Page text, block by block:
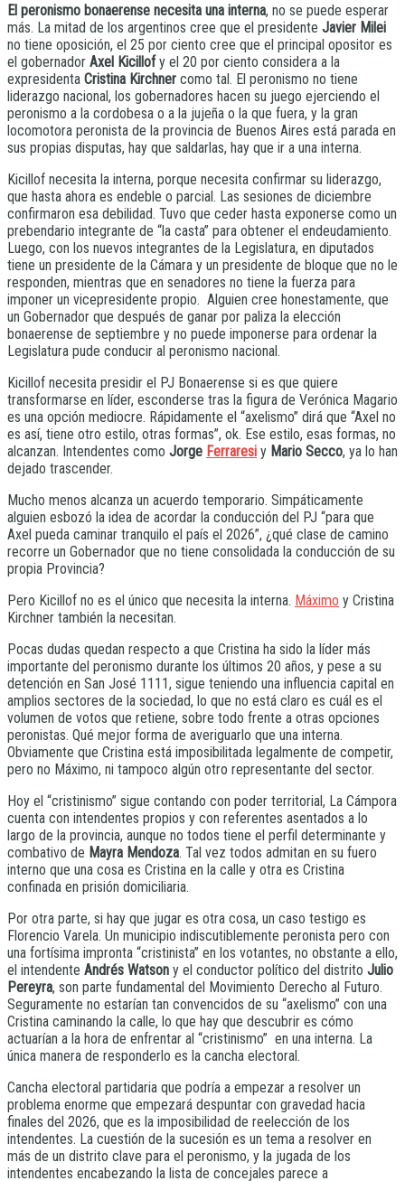
El peronismo bonaerense necesita una interna, no se puede esperar
más. La mitad de los argentinos cree que el presidente Javier Milei
no tiene oposición, el 25 por ciento cree que el principal opositor es
el gobernador Axel Kicillofy el 20 por ciento considera a la
expresidenta Cristina Kirchner como tal. El peronismo no tiene
liderazgo nacional, los gobernadores hacen su juego ejerciendo el
peronismo a la cordobesa o a la jujeña o la que fuera, y la gran
locomotora peronista de la provincia de Buenos Aires está parada en
sus propias disputas, hay que saldarlas, hay que ir a una interna.
Kicillof necesita la interna, porque necesita confirmar su liderazgo,
que hasta ahora es endeble o parcial. Las sesiones de diciembre
confirmaron esa debilidad. Tuvo que ceder hasta exponerse como un
prebendario integrante de “la casta” para obtener el endeudamiento.
Luego, con los nuevos integrantes de la Legislatura, en diputados
tiene un presidente de la Cámara y un presidente de bloque que no le
responden, mientras que en senadores no tiene la fuerza para
imponer un vicepresidente propio. Alguien cree honestamente, que
un Gobernador que después de ganar por paliza la elección
bonaerense de septiembre y no puede imponerse para ordenar la
Legislatura pude conducir al peronismo nacional.
Kicillof necesita presidir el PJ Bonaerense si es que quiere
transformarse en líder, esconderse tras la figura de Verónica Magario
es una opción mediocre. Rápidamente el “axelismo” dirá que “Axel no
es así, tiene otro estilo, otras formas”, ok. Ese estilo, esas formas, no
alcanzan. Intendentes como Jorge Ferraresi y Mario Secco, ya lo han
dejado trascender.
Mucho menos alcanza un acuerdo temporario. Simpáticamente
alguien esbozó la idea de acordar la conducción del PJ “para que
Axel pueda caminar tranquilo el país el 2026”, ¿qué clase de camino
recorre un Gobernador que no tiene consolidada la conducción de su
propia Provincia?
Pero Kicillof no es el único que necesita la interna. Máximo y Cristina
Kirchner también la necesitan.
Pocas dudas quedan respecto a que Cristina ha sido la líder más
importante del peronismo durante los últimos 20 años, y pese a su
detención en San José 1111, sigue teniendo una influencia capital en
amplios sectores de la sociedad, lo que no está claro es cuál es el
volumen de votos que retiene, sobre todo frente a otras opciones
peronistas. Qué mejor forma de averiguarlo que una interna.
Obviamente que Cristina está imposibilitada legalmente de competir,
pero no Máximo, ni tampoco algún otro representante del sector.
Hoy el “cristinismo” sigue contando con poder territorial, La Cámpora
cuenta con intendentes propios y con referentes asentados a lo
largo de la provincia, aunque no todos tiene el perfil determinante y
combativo de Mayra Mendoza. Tal vez todos admitan en su fuero
interno que una cosa es Cristina en la calle y otra es Cristina
confinada en prisión domiciliaria.
Por otra parte, si hay que jugar es otra cosa, un caso testigo es
Florencio Varela. Un municipio indiscutiblemente peronista pero con
una fortísima impronta “cristinista” en los votantes, no obstante a ello,
el intendente Andrés Watson y el conductor político del distrito Julio
Pereyra, son parte fundamental del Movimiento Derecho al Futuro.
Seguramente no estarían tan convencidos de su “axelismo” con una
Cristina caminando la calle, lo que hay que descubrir es cómo
actuarían a la hora de enfrentar al “cristinismo” en una interna. La
única manera de responderlo es la cancha electoral.
Cancha electoral partidaria que podría a empezar a resolver un
problema enorme que empezará despuntar con gravedad hacia
finales del 2026, que es la imposibilidad de reelección de los
intendentes. La cuestión de la sucesión es un tema a resolver en
más de un distrito clave para el peronismo, y la jugada de los
intendentes encabezando la lista de concejales parece a